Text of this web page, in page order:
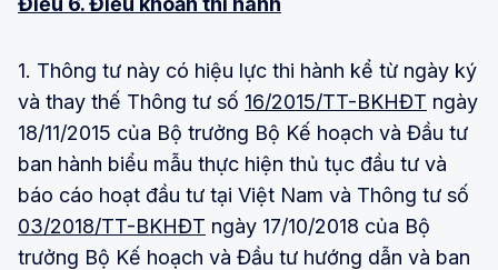
1. Thông tư này có hiệu lực thi hành kể từ ngày ký
và thay thế Thông tư số 16/2015/TT-BKHĐT ngày
18/11/2015 của Bộ trưởng Bộ Kế hoạch và Đầu tư
ban hành biểu mẫu thực hiện thủ tục đầu tư và
báo cáo hoạt đầu tư tại Việt Nam và Thông tư số
03/2018/TT-BKHĐT ngày 17/10/2018 của Bộ
trưởng Bộ Kế hoạch và Đầu tư hướng dẫn và ban